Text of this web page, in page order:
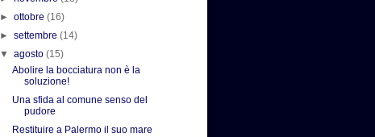
►ottobre(16)
►settembre(14)
▼agosto(15)
Abolire la bocciatura non è la
soluzione!
Una sfida al comune senso del
pudore
Restituire a Palermo il suo mare